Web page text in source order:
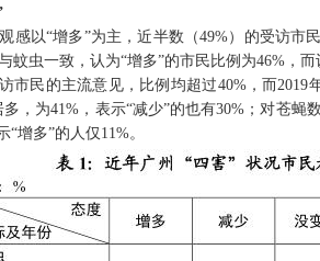
感以“增多”为主，近半数（49%）的受访市
虫一致，认为“增多”的市民比例为46%，而
市民的主流意见，比例均超过40%，而
，为41%，表示“减少”的也有30%；对苍蝇
增多”的人仅11%。